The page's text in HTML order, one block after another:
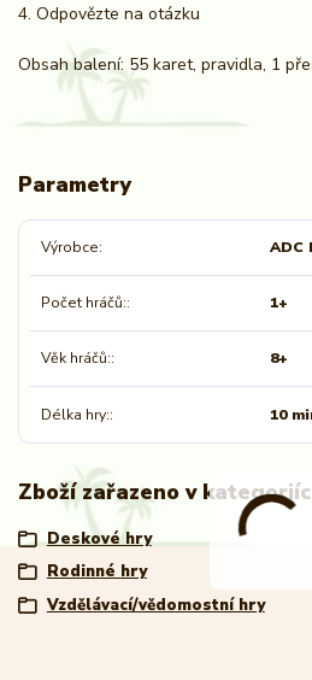
4. Odpovězte na otázku
Obsah balení: 55 karet, pravidla, 1
Parametry
Výrobce ADC
Počet hráčů: 1+
Věk hráčů: 8+
Délka hry: 10
Zboží zařazeno v
Deskové hry
Rodinné hry
Vzdělávací/vědomostní hry